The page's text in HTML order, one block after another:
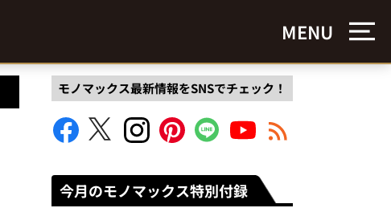
MENU
モノマックス最新情報をSNSでチェック！
今月のモノマックス特別付録